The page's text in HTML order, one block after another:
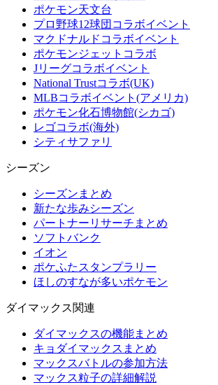
ポケモン天文台
プロ野球12球団コラボイベント
マクドナルドコラボイベント
ポケモンジェットコラボ
Jリーグコラボイベント
National Trustコラボ(UK)
MLBコラボイベント(アメリカ)
ポケモン化石博物館(シカゴ)
レゴコラボ(海外)
シティサファリ
シーズン
シーズンまとめ
新たな歩みシーズン
パートナーリサーチまとめ
ソフトバンク
イオン
ポケふたスタンプラリー
ほしのすなが多いポケモン
ダイマックス関連
ダイマックスの機能まとめ
キョダイマックスまとめ
マックスバトルの参加方法
マックス粒子の詳細解説